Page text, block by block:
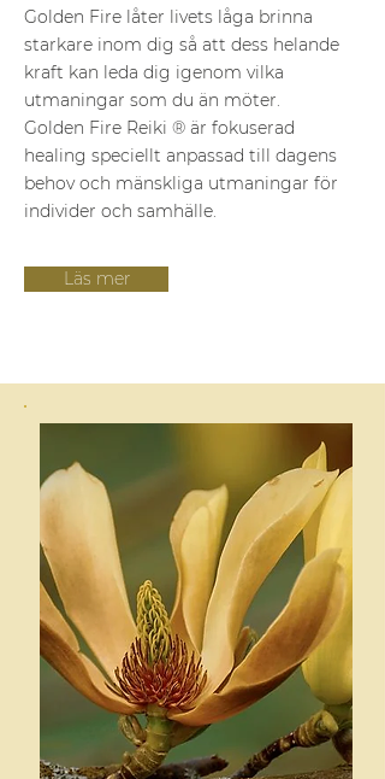
Golden Fire låter livets låga brinna
starkare inom dig så att dess helande
kraft kan leda dig igenom vilka
utmaningar som du än möter.
Golden Fire Reiki ® är fokuserad
healing speciellt anpassad till dagens
behov och mänskliga utmaningar för
individer och samhälle.
Läs mer